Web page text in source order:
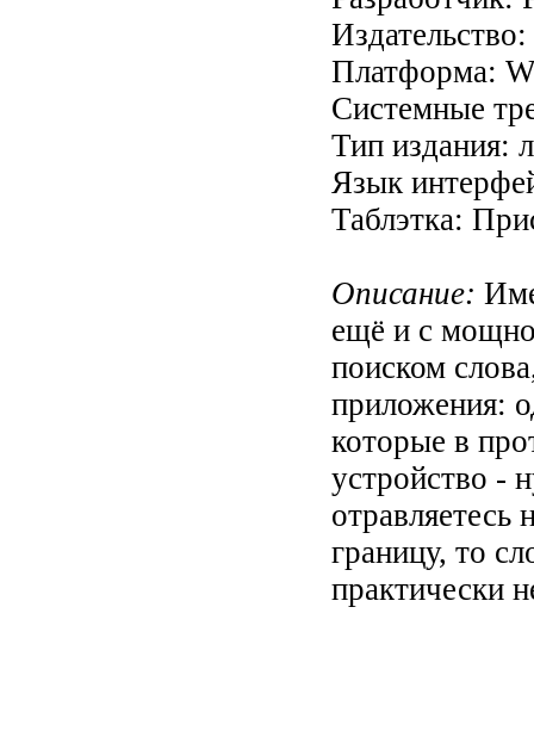
Платформа:
Системные
Тип издания:
Язык
Таблэтка:
Описание:
ещё и с
поиском
приложения:
которые в
устройство -
отравляетесь
границу, то
практически